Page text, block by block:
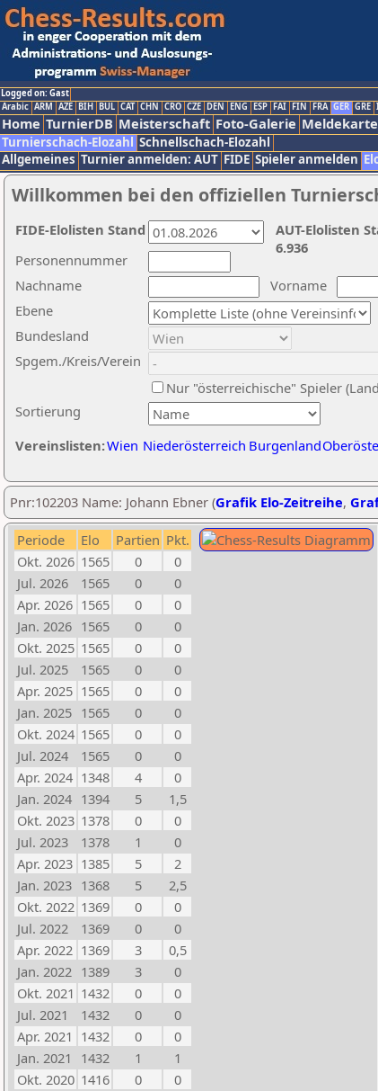
Logged on: Gast
Arabic ARM AZE BIH BUL CAT CHN CRO CZE DEN ENG ESP FAI FIN FRA GER GRE
Home TurnierDB Meisterschaft Foto-Galerie
Turnierschach-Elozahl Schnellschach-Elozahl
Allgemeines Turnier anmelden: AUT FIDE Spieler anmelden
Willkommen bei den offiziellen
Nachname
Vorname
Ebene
Sortierung
Personennummer
Bundesland
Spgem./Kreis/Verein
Nur "österreichische" Spieler
Vereinslisten:Wien Niederösterreich Burgenland
AUT-Elolisten
6.936
FIDE-Elolisten Stand
Pnr:102203 Name: Johann Ebner (Grafik Elo-Zeitreihe,
Periode Elo Partien Pkt.
Okt. 2026 1565 0
0
Jul. 2026
1565 0
0
Apr. 2026 1565 0
0
Jan. 2026 1565 0
0
Okt. 2025 1565 0
0
Jul. 2025
1565 0
0
Apr. 2025 1565 0
0
Jan. 2025 1565 0
0
Okt. 2024 1565 0
0
Jul. 2024
1565 0
0
Apr. 2024 1348 4
0
Jan. 2024 1394 5
1,5
Okt. 2023 1378 0
0
Jul. 2023
1378 1
0
Apr. 2023 1385 5
2
Jan. 2023 1368 5
2,5
Okt. 2022 1369 0
0
Jul. 2022
1369 0
0
Apr. 2022 1369 3
0,5
Jan. 2022 1389 3
0
Okt. 2021 1432 0
0
Jul. 2021
1432 0
0
Apr. 2021 1432 0
0
Jan. 2021
1432 1
1
Okt. 2020 1416 0
0